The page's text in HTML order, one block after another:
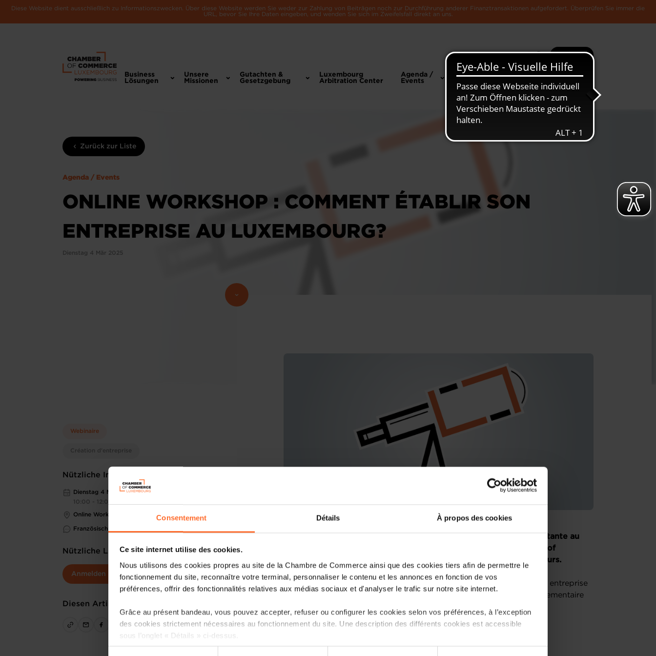
Consentement Détails À propos des cookies
Ce site internet utilise des cookies.
Nous utilisons des cookies propres au site de la Chambre de Commerce ainsi que des cookies tiers afin de permettre le
fonctionnement du site, reconnaître votre terminal, personnaliser le contenu et les annonces en fonction de vos
préférences, offrir des fonctionnalités relatives aux médias sociaux et d'analyser le trafic sur notre site internet.
Grâce au présent bandeau, vous pouvez accepter, refuser ou configurer les cookies selon vos préférences, à l’exception
des cookies strictement nécessaires au fonctionnement du site. Une description des différents cookies est accessible
sous l’onglet « Détails » ci-dessus.
Diese Website dient ausschließlich zu Informationszwecken. Über diese Website werden Sie weder zur Zahlung von Beiträgen noch zur Durchführung anderer Finanztransaktionen aufgefordert. Überprüfen Sie immer die
URL, bevor Sie Ihre Daten eingeben, und wenden Sie sich im Zweifelsfall direkt an uns.
Suche Mehr
Business
Lösungen
Unsere
Missionen
Gutachten &
Gesetzgebung
Luxembourg
Arbitration Center
Agenda /
Events
News &
Die Luxemburger
Zurück zur Liste
Agenda / Events
ONLINE WORKSHOP : COMMENT ÉTABLIR SON
ENTREPRISE AU LUXEMBOURG?
Dienstag 4 Mär 2025
Webinaire
Création d'entreprise
Nützliche Informationen
Dienstag 4 Mär 2025
10:00 - 12:00
Online Workshop
Französisch
Nützliche Links
Anmelden
Diesen Artikel teilen
Vous lancez un nouveau business ou reprenez une entreprise existante au
Luxembourg? Laissez-vous guider par les conseillers de la House of
Entrepreneurship, le point de contact unique pour les entrepreneurs.
Comment? Participez à une prochaine session «Comment établir son entreprise
au Luxembourg?», qui vous informera sur l’écosystème, le cadre réglementaire